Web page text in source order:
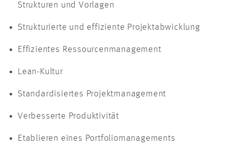
Strukturen und Vorlagen
Strukturierte und effiziente Projektabwicklung
Effizientes Ressourcenmanagement
Lean-Kultur
Standardisiertes Projektmanagement
Verbesserte Produktivität
Etablieren eines Portfoliomanagements